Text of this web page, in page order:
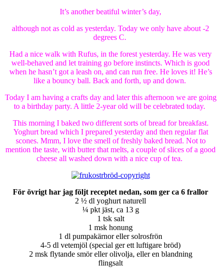
It’s another beatiful winter’s day,
although not as cold as yesterday. Today we only have about -2
degrees C.
Had a nice walk with Rufus, in the forest yesterday. He was very
well-behaved and let training go before instincts. Which is good
when he hasn’t got a leash on, and can run free. He loves it! He’s
like a bouncy ball. Back and forth, up and down.
Today I am having a crafts day and later this afternoon we are going
to a birthday party. A little 2-year old will be celebrated today.
This morning I baked two different sorts of bread for breakfast.
Yoghurt bread which I prepared yesterday and then regular flat
scones. Mmm, I love the smell of freshly baked bread. Not to
mention the taste, with butter that melts, a couple of slices of a good
cheese all washed down with a nice cup of tea.
För övrigt har jag följt receptet nedan, som ger ca 6 frallor
2 ½ dl yoghurt naturell
¼ pkt jäst, ca 13 g
1 tsk salt
1 msk honung
1 dl pumpakärnor eller solrosfrön
4-5 dl vetemjöl (special ger ett luftigare bröd)
2 msk flytande smör eller olivolja, eller en blandning
flingsalt